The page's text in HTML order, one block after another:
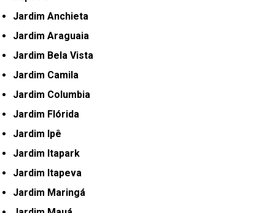
Jardim Anchieta
Jardim Araguaia
Jardim Bela Vista
Jardim Camila
Jardim Columbia
Jardim Flórida
Jardim Ipê
Jardim Itapark
Jardim Itapeva
Jardim Maringá